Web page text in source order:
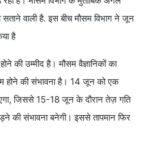
सताने वाली है. इस बीच मौसम विभाग ने जून
है
की उम्मीद है। मौसम वैज्ञानिकों का
होने की संभावना है। 14 जून को एक
जिससे 15-18 जून के दौरान तेज़ गति
की संभावना बनेगी। इससे तापमान फिर